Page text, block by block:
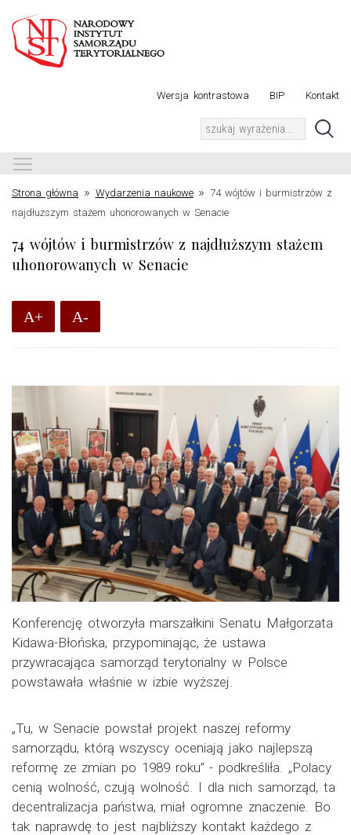
Wersja kontrastowa BIP Kontakt
Strona główna » Wydarzenia naukowe» 74 wójtów i burmistrzów z
najdłuższym stażem uhonorowanych w Senacie
74 wójtów i burmistrzów z najdłuższym stażem
uhonorowanych w Senacie
A+ A-
Konferencję otworzyła marszałkini Senatu Małgorzata
Kidawa-Błońska, przypominając, że ustawa
przywracająca samorząd terytorialny w Polsce
powstawała właśnie w izbie wyższej.
„Tu, w Senacie powstał projekt naszej reformy
samorządu, którą wszyscy oceniają jako najlepszą
reformę ze zmian po 1989 roku” - podkreśliła. „Polacy
cenią wolność, czują wolność. I dla nich samorząd, ta
decentralizacja państwa, miał ogromne znaczenie. Bo
tak naprawdę to jest najbliższy kontakt każdego z